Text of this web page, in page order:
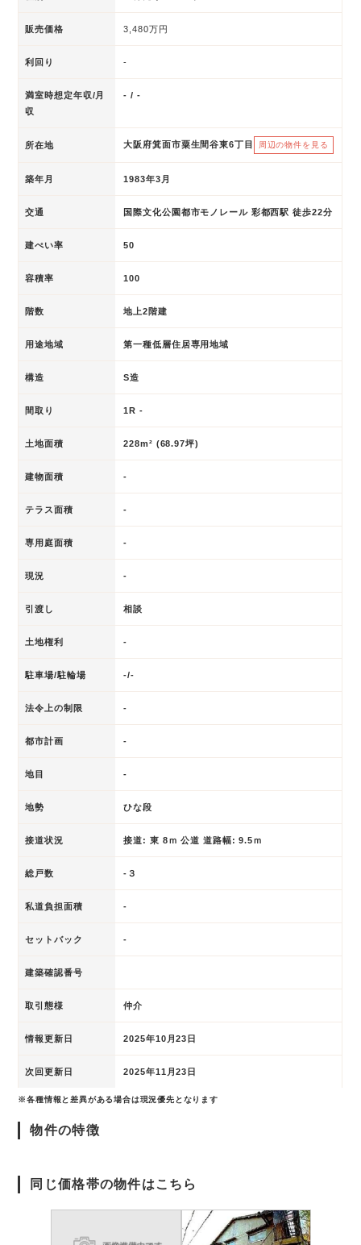
販売価格 3,480万円
利回り -
満室時想定年収/月
収
- / -
所在地 大阪府箕面市粟生間谷東6丁目 周辺の物件を見る
築年月 1983年3月
交通 国際文化公園都市モノレール 彩都西駅 徒歩22分
建ぺい率 50
容積率 100
階数 地上2階建
用途地域 第一種低層住居専用地域
構造 S造
間取り 1R -
土地面積 228m² (68.97坪)
建物面積 -
テラス面積 -
専用庭面積 -
現況 -
引渡し 相談
土地権利 -
駐車場/駐輪場 -/-
法令上の制限 -
都市計画 -
地目 -
地勢 ひな段
接道状況 接道: 東 8ｍ 公道 道路幅: 9.5ｍ
総戸数 -３
私道負担面積 -
セットバック -
建築確認番号
取引態様 仲介
情報更新日 2025年10月23日
次回更新日 2025年11月23日
※各種情報と差異がある場合は現況優先となります
物件の特徴
同じ価格帯の物件はこちら